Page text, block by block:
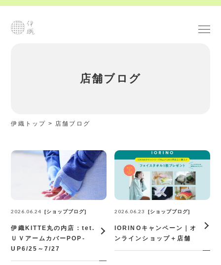
店舗ブログ
伊織トップ > 店舗ブログ
2026.06.24 ショップブログ
伊織KITTE丸の内店：tet.
ＵＶアームカバーPOP‐
UP6/25～7/27
2026.06.23 ショップブログ
IORINOキャンペーン｜オ
ンラインショップ＋店舗